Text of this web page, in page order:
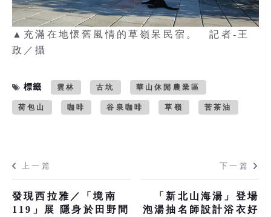
▲充滿在地懷舊風情的草嶺呆民宿。 記者-王
政／攝
標籤 雲林 古坑 華山休閒農業區
荷包山 咖啡 谷泉咖啡 草嶺 苦茶油
上一篇
發現西拉雅／「境南
119」展 隱身於田野間
下一篇
「新北山海湯」登場
泡湯抽名師設計浴衣好